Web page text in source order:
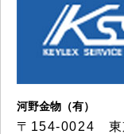
河野金物（有）
〒154-0024 東